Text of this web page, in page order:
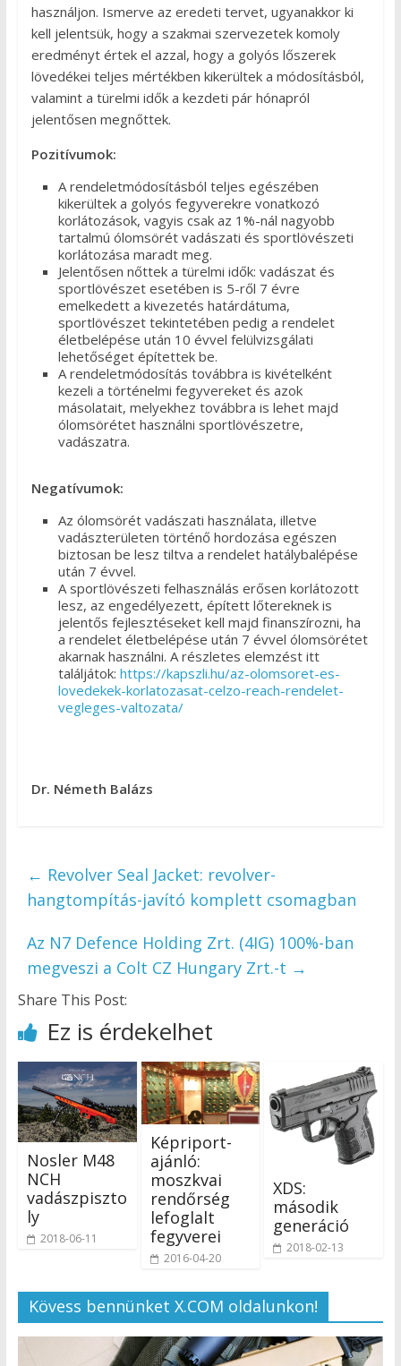
használjon. Ismerve az eredeti tervet, ugyanakkor ki
kell jelentsük, hogy a szakmai szervezetek komoly
eredményt értek el azzal, hogy a golyós lőszerek
lövedékei teljes mértékben kikerültek a módosításból,
valamint a türelmi idők a kezdeti pár hónapról
jelentősen megnőttek.
Pozitívumok:
A rendeletmódosításból teljes egészében
kikerültek a golyós fegyverekre vonatkozó
korlátozások, vagyis csak az 1%-nál nagyobb
tartalmú ólomsörét vadászati és sportlövészeti
korlátozása maradt meg.
Jelentősen nőttek a türelmi idők: vadászat és
sportlövészet esetében is 5-ről 7 évre
emelkedett a kivezetés határdátuma,
sportlövészet tekintetében pedig a rendelet
életbelépése után 10 évvel felülvizsgálati
lehetőséget építettek be.
A rendeletmódosítás továbbra is kivételként
kezeli a történelmi fegyvereket és azok
másolatait, melyekhez továbbra is lehet majd
ólomsörétet használni sportlövészetre,
vadászatra.
Negatívumok:
Az ólomsörét vadászati használata, illetve
vadászterületen történő hordozása egészen
biztosan be lesz tiltva a rendelet hatálybalépése
után 7 évvel.
A sportlövészeti felhasználás erősen korlátozott
lesz, az engedélyezett, épített lőtereknek is
jelentős fejlesztéseket kell majd finanszírozni, ha
a rendelet életbelépése után 7 évvel ólomsörétet
akarnak használni. A részletes elemzést itt
találjátok: https://kapszli.hu/az-olomsoret-es-
lovedekek-korlatozasat-celzo-reach-rendelet-
vegleges-valtozata/
Dr. Németh Balázs
← Revolver Seal Jacket: revolver-
hangtompítás-javító komplett csomagban
Az N7 Defence Holding Zrt. (4IG) 100%-ban
megveszi a Colt CZ Hungary Zrt.-t →
Share This Post:
Ez is érdekelhet
Nosler M48
NCH
vadászpiszto
ly
2018-06-11
Képriport-
ajánló:
moszkvai
rendőrség
lefoglalt
fegyverei
2016-04-20
XDS:
második
generáció
2018-02-13
Kövess bennünket X.COM oldalunkon!